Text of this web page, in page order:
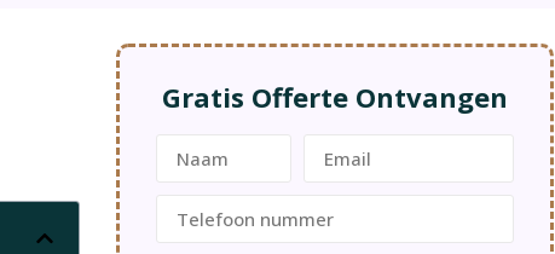
Gratis Offerte Ontvangen